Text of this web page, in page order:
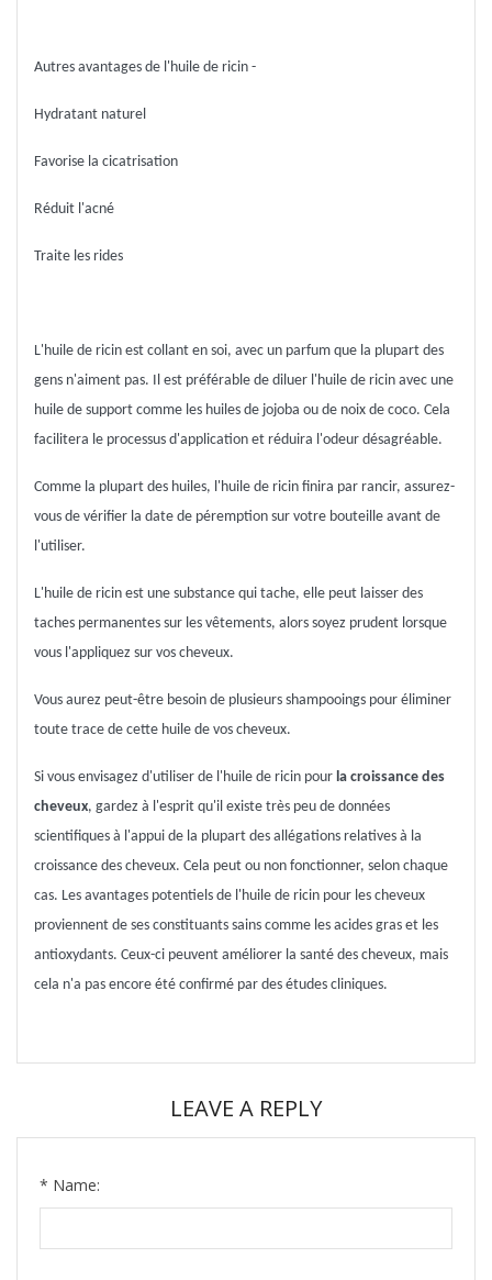
Autres avantages de l'huile de ricin -
Hydratant naturel
Favorise la cicatrisation
Réduit l'acné
Traite les rides
L'huile de ricin est collant en soi, avec un parfum que la plupart des
gens n'aiment pas. Il est préférable de diluer l'huile de ricin avec une
huile de support comme les huiles de jojoba ou de noix de coco. Cela
facilitera le processus d'application et réduira l'odeur désagréable.
Comme la plupart des huiles, l'huile de ricin finira par rancir, assurez-
vous de vérifier la date de péremption sur votre bouteille avant de
l'utiliser.
L'huile de ricin est une substance qui tache, elle peut laisser des
taches permanentes sur les vêtements, alors soyez prudent lorsque
vous l'appliquez sur vos cheveux.
Vous aurez peut-être besoin de plusieurs shampooings pour éliminer
toute trace de cette huile de vos cheveux.
Si vous envisagez d'utiliser de l'huile de ricin pour la croissance des
cheveux, gardez à l'esprit qu'il existe très peu de données
scientifiques à l'appui de la plupart des allégations relatives à la
croissance des cheveux. Cela peut ou non fonctionner, selon chaque
cas. Les avantages potentiels de l'huile de ricin pour les cheveux
proviennent de ses constituants sains comme les acides gras et les
antioxydants. Ceux-ci peuvent améliorer la santé des cheveux, mais
cela n'a pas encore été confirmé par des études cliniques.
LEAVE A REPLY
* Name: